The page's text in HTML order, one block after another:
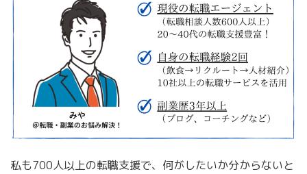
私も700人以上の転職支援で、何がしたいか分からないと